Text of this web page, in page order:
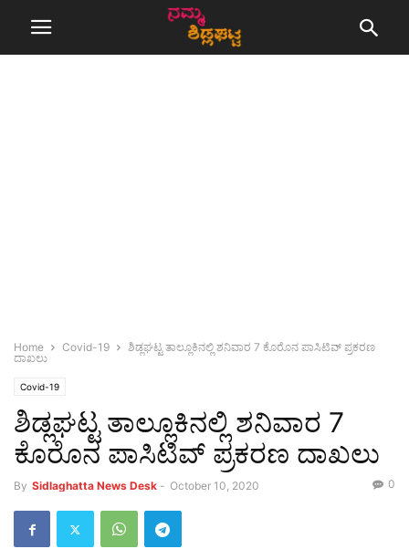
Home Covid-19
ಶಿಡ್ಲಘಟ್ಟ ತಾಲ್ಲೂಕಿನಲ್ಲಿ ಶನಿವಾರ 7 ಕೊರೊನ ಪಾಸಿಟಿವ್ ಪ್ರಕರಣ
ದಾಖಲು
Covid-19
ಶಿಡ್ಲಘಟ್ಟ ತಾಲ್ಲೂಕಿನಲ್ಲಿ ಶನಿವಾರ 7
ಕೊರೊನ ಪಾಸಿಟಿವ್ ಪ್ರಕರಣ ದಾಖಲು
By Sidlaghatta News Desk - October 10, 2020 0